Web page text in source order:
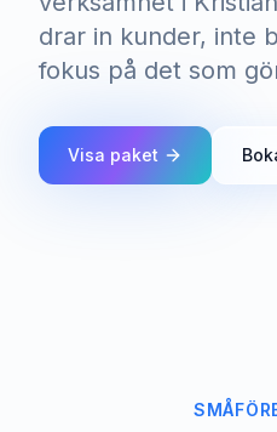
drar in kunder, inte
fokus på det som
Visa paket